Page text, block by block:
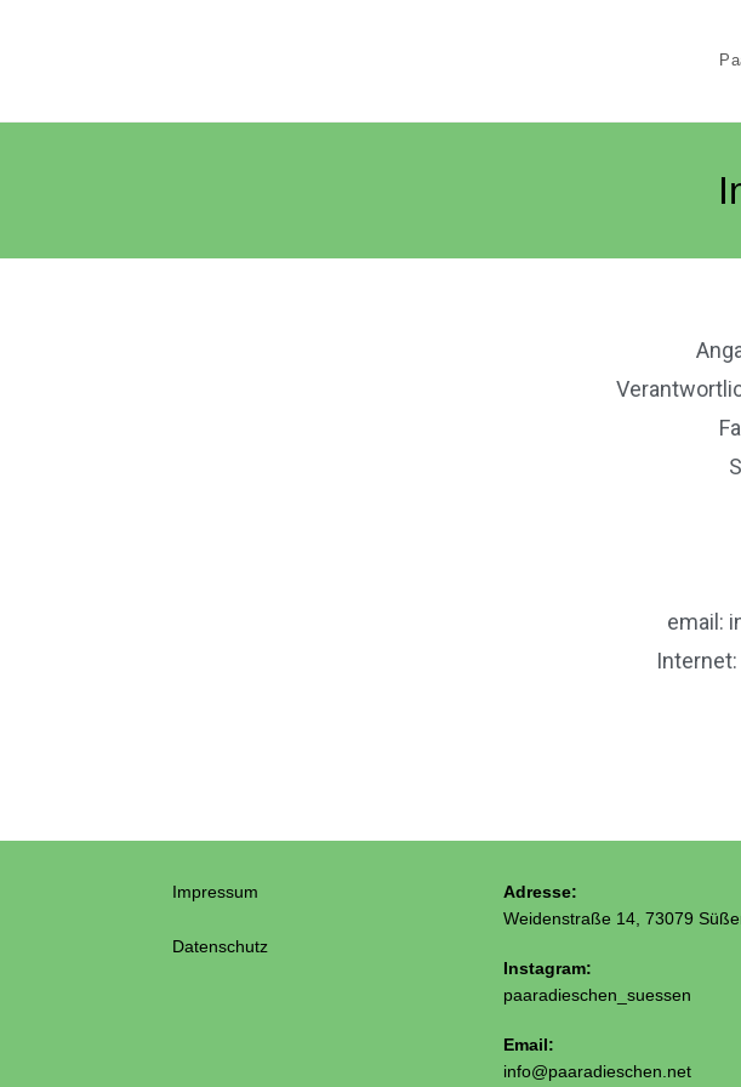
email:
Impressum
Datenschutz
Adresse:
Weidenstraße 14, 73079
Instagram:
paaradieschen_suessen
Email:
info@paaradieschen.net